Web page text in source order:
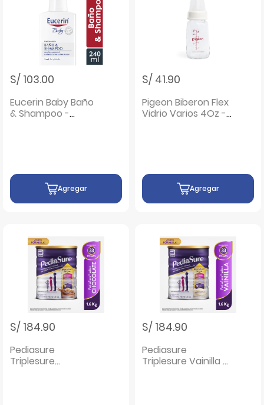
S/ 103.00
Eucerin Baby Baño
& Shampoo -
Agregar
S/ 41.90
Pigeon Biberon Flex
Vidrio Varios 4Oz -
Agregar
S/ 184.90
Pediasure
Triplesure
S/ 184.90
Pediasure
Triplesure Vainilla -